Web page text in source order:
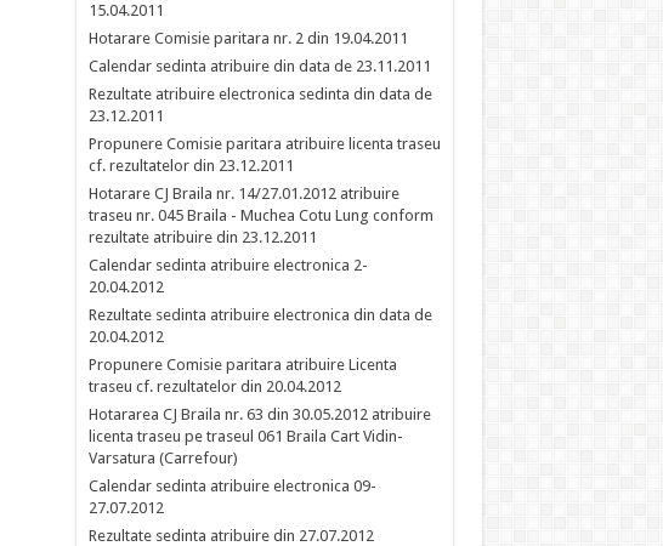
15.04.2011
Hotarare Comisie paritara nr. 2 din 19.04.2011
Calendar sedinta atribuire din data de 23.11.2011
Rezultate atribuire electronica sedinta din data de
23.12.2011
Propunere Comisie paritara atribuire licenta traseu
cf. rezultatelor din 23.12.2011
Hotarare CJ Braila nr. 14/27.01.2012 atribuire
traseu nr. 045 Braila - Muchea Cotu Lung conform
rezultate atribuire din 23.12.2011
Calendar sedinta atribuire electronica 2-
20.04.2012
Rezultate sedinta atribuire electronica din data de
20.04.2012
Propunere Comisie paritara atribuire Licenta
traseu cf. rezultatelor din 20.04.2012
Hotararea CJ Braila nr. 63 din 30.05.2012 atribuire
licenta traseu pe traseul 061 Braila Cart Vidin-
Varsatura (Carrefour)
Calendar sedinta atribuire electronica 09-
27.07.2012
Rezultate sedinta atribuire din 27.07.2012